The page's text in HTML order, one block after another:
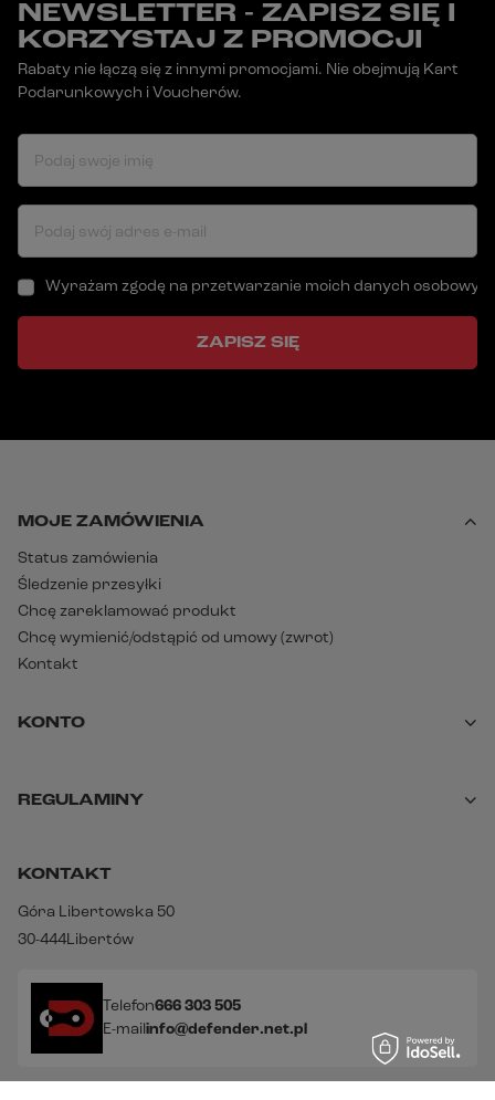
NEWSLETTER - ZAPISZ SIĘ I
KORZYSTAJ Z PROMOCJI
Rabaty nie łączą się z innymi promocjami. Nie obejmują Kart
Podarunkowych i Voucherów.
Podaj swoje imię
Podaj swój adres e-mail
Wyrażam zgodę na przetwarzanie moich danych
ZAPISZ SIĘ
MOJE ZAMÓWIENIA
Status zamówienia
Śledzenie przesyłki
Chcę zareklamować produkt
Chcę wymienić/odstąpić od umowy (zwrot)
Kontakt
KONTO
REGULAMINY
KONTAKT
Góra Libertowska 50
30-444Libertów
Telefon666 303 505
E-mailinfo@defender.net.pl